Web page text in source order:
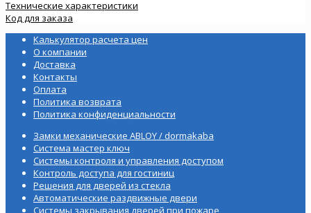
Технические характеристики
Код для заказа
Калькулятор расчета цен
О компании
Доставка
Контакты
Оплата
Политика возврата
Политика конфиденциальности
Замки механические ABLOY / dormakaba
Система мастер ключ
Системы контроля и управления доступом
Контроль доступа для гостиниц
Решения для дверей из стекла
Автоматические раздвижные двери
Системы закрывания дверей при пожаре